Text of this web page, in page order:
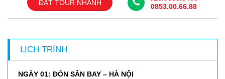
ĐẶT TOUR NHANH
0853.00.66.88
LỊCH TRÌNH
NGÀY 01: ĐÓN SÂN BAY – HÀ NỘI